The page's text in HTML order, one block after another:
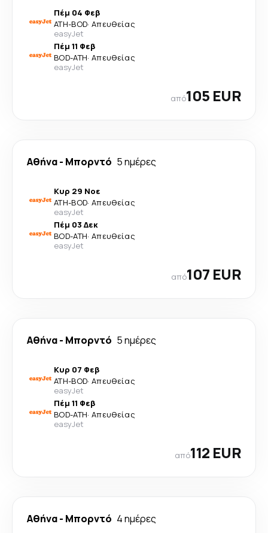
Πέμ 04 Φεβ
ATH-BOD· Απευθείας
easyJet
Πέμ 11 Φεβ
BOD-ATH· Απευθείας
easyJet
από105 EUR
Αθήνα- Μπορντό 5 ημέρες
Κυρ 29 Νοε
ATH-BOD· Απευθείας
easyJet
Πέμ 03 Δεκ
BOD-ATH· Απευθείας
easyJet
από107 EUR
Αθήνα- Μπορντό 5 ημέρες
Κυρ 07 Φεβ
ATH-BOD· Απευθείας
easyJet
Πέμ 11 Φεβ
BOD-ATH· Απευθείας
easyJet
από112 EUR
Αθήνα- Μπορντό 4 ημέρες